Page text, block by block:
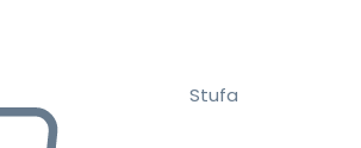
Stufa